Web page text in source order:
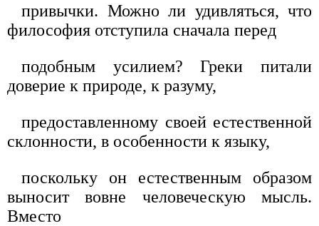
привычки. Можно ли удивляться, что
философия отступила сначала перед
подобным усилием? Греки питали
доверие к природе, к разуму,
предоставленному своей естественной
склонности, в особенности к языку,
поскольку он естественным образом
выносит вовне человеческую мысль.
Вместо